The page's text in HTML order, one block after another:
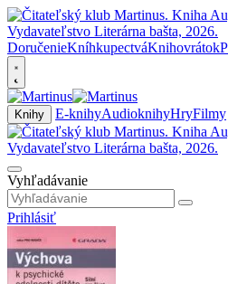
DoručenieKníhkupectváKnihovrátok
Knihy E-knihyAudioknihyHryFilmy
Vyhľadávanie
Prihlásiť